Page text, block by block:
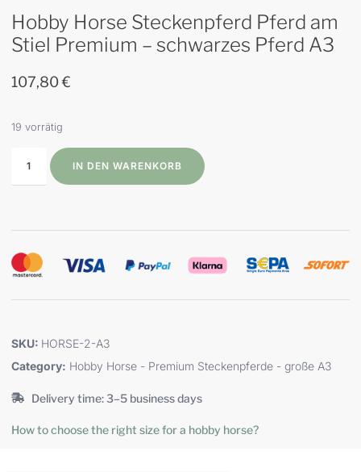
Hobby Horse Steckenpferd Pferd am
Stiel Premium – schwarzes Pferd A3
107,80€
19 vorrätig
IN DEN WARENKORB
SKU: HORSE-2-A3
Category: Hobby Horse - Premium Steckenpferde - große A3
Delivery time: 3–5 business days
How to choose the right size for a hobby horse?